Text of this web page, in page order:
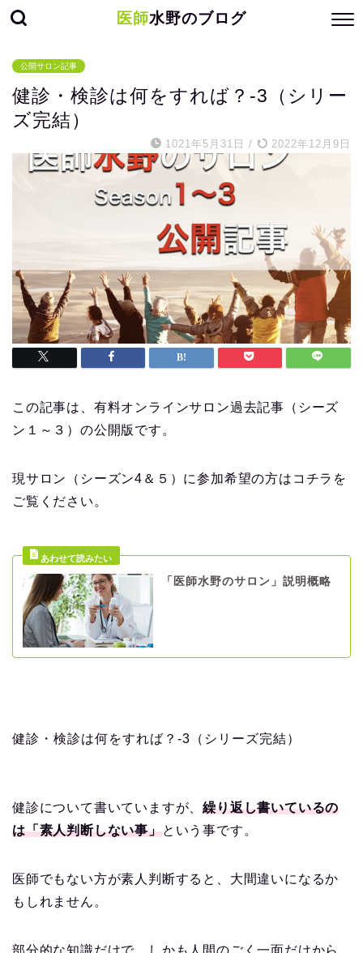
医師水野のブログ
公開サロン記事
健診・検診は何をすれば？-3（シリー
ズ完結）
1021年5月31日 / 2022年12月9日
この記事は、有料オンラインサロン過去記事（シーズ
ン１～３）の公開版です。
現サロン（シーズン4＆５）に参加希望の方はコチラを
ご覧ください。
「医師水野のサロン」説明概略
健診・検診は何をすれば？-3（シリーズ完結）
健診について書いていますが、繰り返し書いているの
は「素人判断しない事」という事です。
医師でもない方が素人判断すると、大間違いになるか
もしれません。
部分的な知識だけで、しかも人間のごく一面だけから